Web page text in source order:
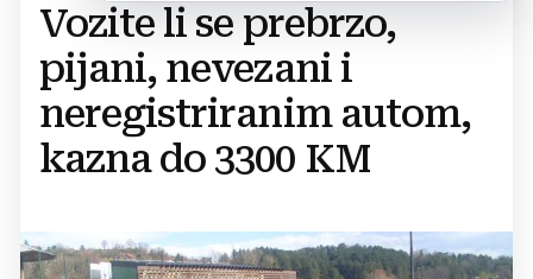
Vozite li se prebrzo,
pijani, nevezani i
neregistriranim autom,
kazna do 3300 KM